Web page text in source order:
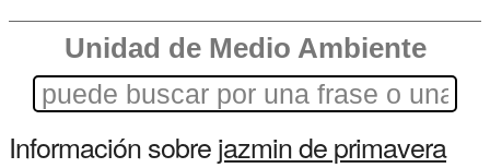
Unidad de Medio Ambiente
Información sobrejazmin de primavera